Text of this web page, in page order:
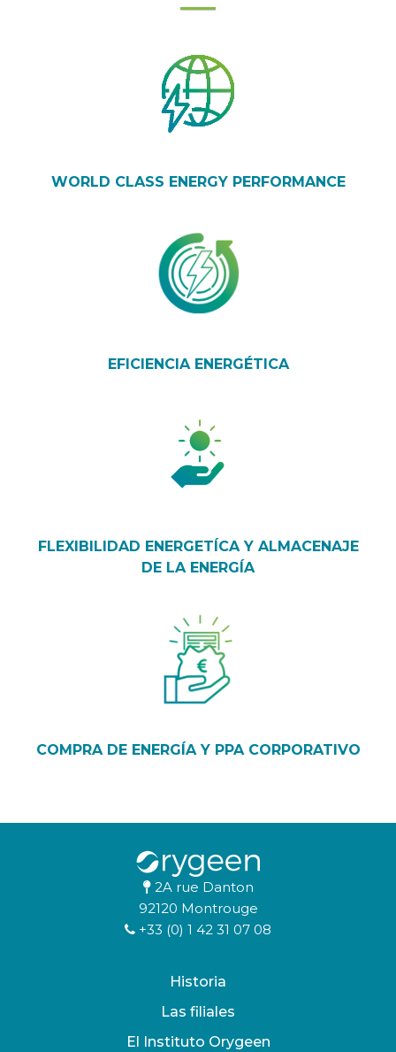
WORLD CLASS ENERGY PERFORMANCE
EFICIENCIA ENERGÉTICA
FLEXIBILIDAD ENERGETÍCA Y ALMACENAJE
DE LA ENERGÍA
COMPRA DE ENERGÍA Y PPA CORPORATIVO
2A rue Danton
92120 Montrouge
+33 (0) 1 42 31 07 08
Historia
Las filiales
El Instituto Orygeen